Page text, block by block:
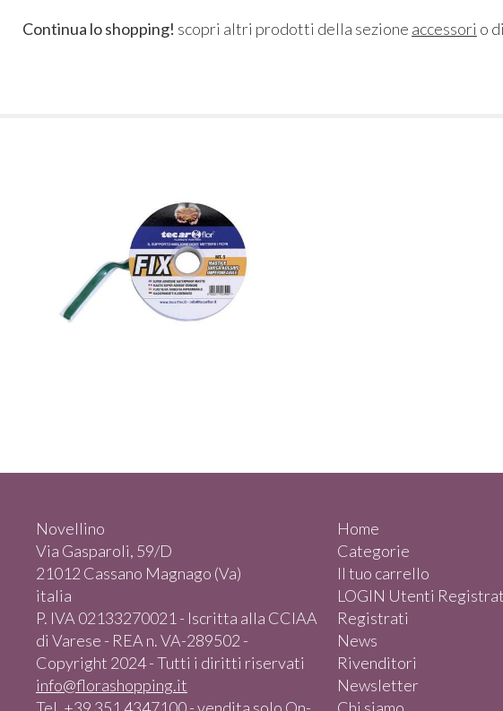
Continua lo shopping! scopri altri prodotti della sezione accessori o di
Novellino
Via Gasparoli, 59/D
21012 Cassano Magnago (Va)
italia
P. IVA 02133270021 - Iscritta alla CCIAA
di Varese - REA n. VA-289502 -
Copyright 2024 - Tutti i diritti riservati
info@florashopping.it
Tel. +39 351 4347100 - vendita solo On-
Home
Categorie
Il tuo carrello
LOGIN Utenti
Registrati
News
Rivenditori
Newsletter
Chi siamo